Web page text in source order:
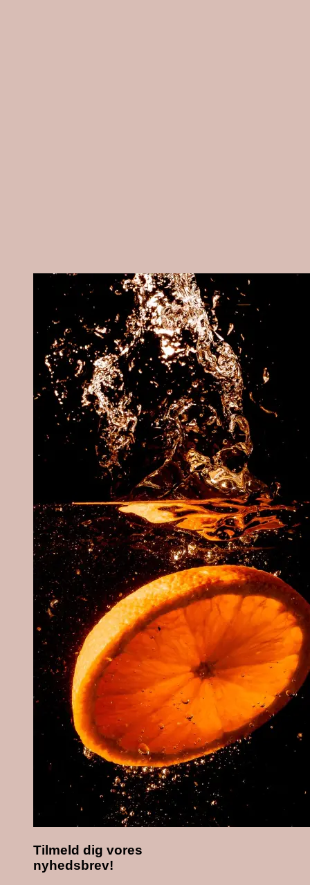
Tilmeld dig vores
nyhedsbrev!